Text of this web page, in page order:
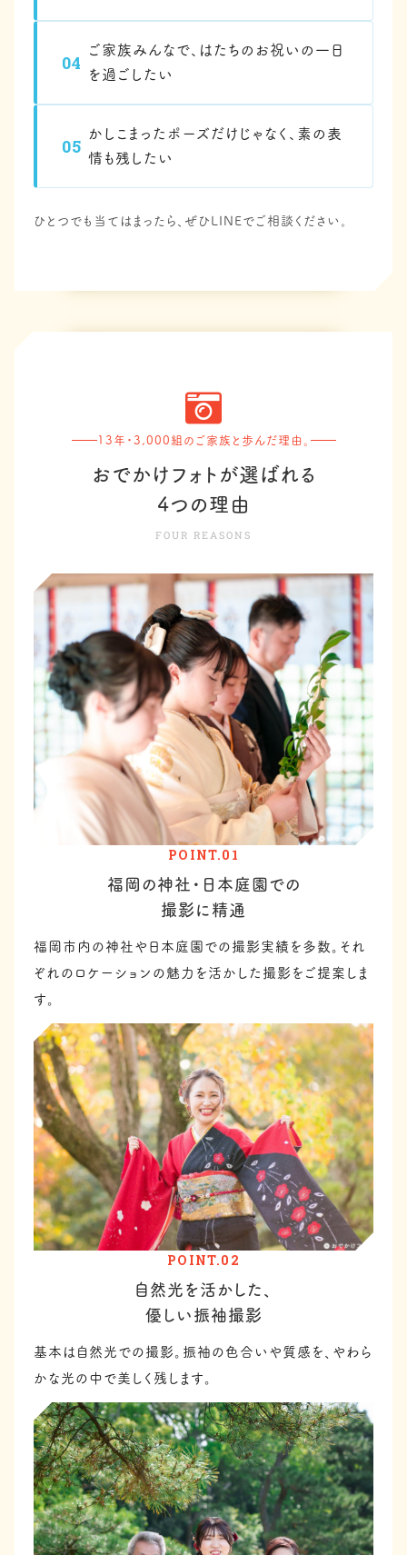
04
ご家族みんなで、はたちのお祝いの一日
を過ごしたい
05
かしこまったポーズだけじゃなく、素の表
情も残したい
ひとつでも当てはまったら、ぜひLINEでご相談ください。
13年・3,000組のご家族と歩んだ理由。
おでかけフォトが選ばれる
4つの理由
FOUR REASONS
POINT.01
福岡の神社・日本庭園での
撮影に精通
福岡市内の神社や日本庭園での撮影実績を多数。それ
ぞれのロケーションの魅力を活かした撮影をご提案しま
す。
POINT.02
自然光を活かした、
優しい振袖撮影
基本は自然光での撮影。振袖の色合いや質感を、やわら
かな光の中で美しく残します。